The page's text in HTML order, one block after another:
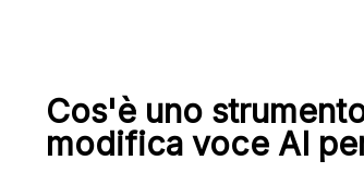
Cos'è uno
modifica voce AI